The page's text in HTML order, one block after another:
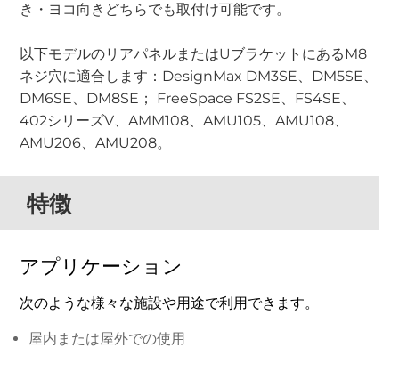
き・ヨコ向きどちらでも取付け可能です。
以下モデルのリアパネルまたはUブラケットにあるM8
ネジ穴に適合します：DesignMax DM3SE、DM5SE、
DM6SE、DM8SE； FreeSpace FS2SE、FS4SE、
402シリーズV、AMM108、AMU105、AMU108、
AMU206、AMU208。
特徴
アプリケーション
次のような様々な施設や用途で利用できます。
屋内または屋外での使用